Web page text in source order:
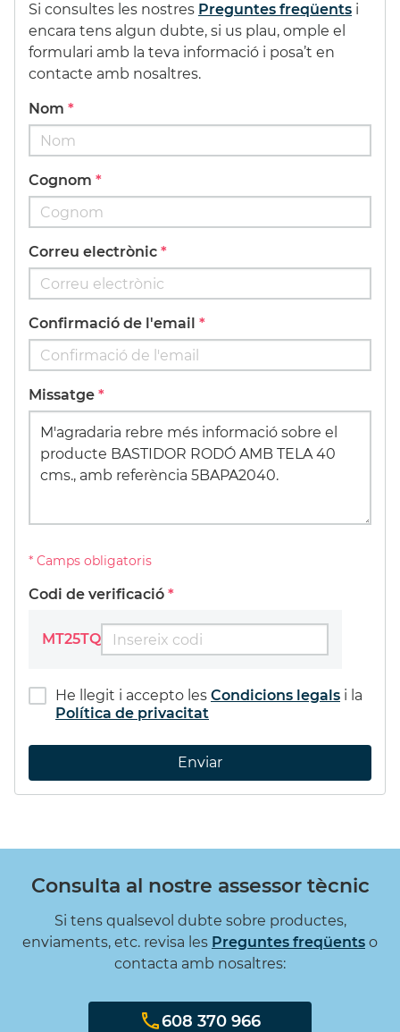
ESTOIG 96
PROMARKER
295,00 € (15%)
250,75 €
GESSO
LEFRANC&BOURGEOIS
16,60 € (20%)
13,29 €
SET PIÑATA 9
49,55 €
Si consultes les nostres Preguntes freqüents i
encara tens algun dubte, si us plau, omple el
formulari amb la teva informació i posa’t en
contacte amb nosaltres.
Nom
Cognom
Correu electrònic
Confirmació de l'email
Missatge
* Camps obligatoris
Codi de verificació
MT25TQ
He llegit i accepto les Condicions legals i la
Política de privacitat
Enviar
Consulta al nostre assessor tècnic
Si tens qualsevol dubte sobre productes,
enviaments, etc. revisa les Preguntes freqüents o
contacta amb nosaltres:
608 370 966